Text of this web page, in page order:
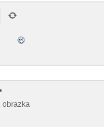
obrazka